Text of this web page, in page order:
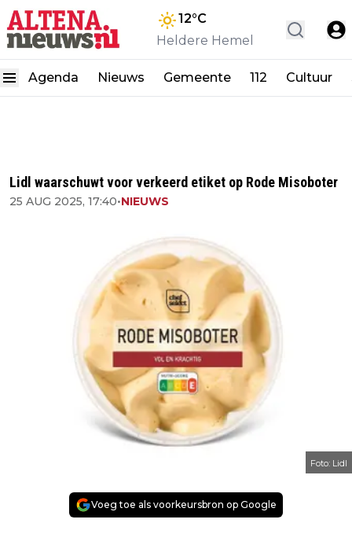
12°C
Heldere Hemel
Agenda Nieuws Gemeente 112 Cultuur
Lidl waarschuwt voor verkeerd etiket op Rode Misoboter
25 AUG 2025, 17:40•NIEUWS
Foto: Lidl
Voeg toe als voorkeursbron op Google